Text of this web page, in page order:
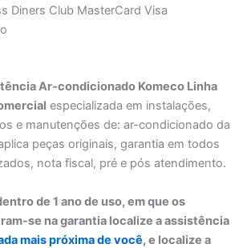
Diners Club MasterCard Visa
Ar-condicionado Komeco Linha
especializada em instalações,
e manutenções de: ar-condicionado da
peças originais, garantia em todos
nota fiscal, pré e pós atendimento.
de 1 ano de uso, em que os
se na garantia localize a assistência
mais próxima de você, e localize a